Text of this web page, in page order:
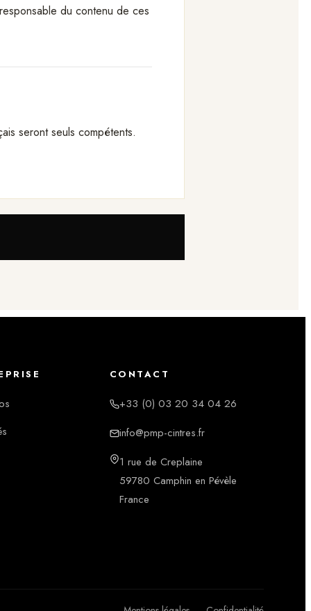
du contenu de ces
seront seuls compétents.
CONTACT
+33 (0) 03 20 34 04 26
info@pmp-cintres.fr
1 rue de Creplaine
59780 Camphin en Pévèle
France